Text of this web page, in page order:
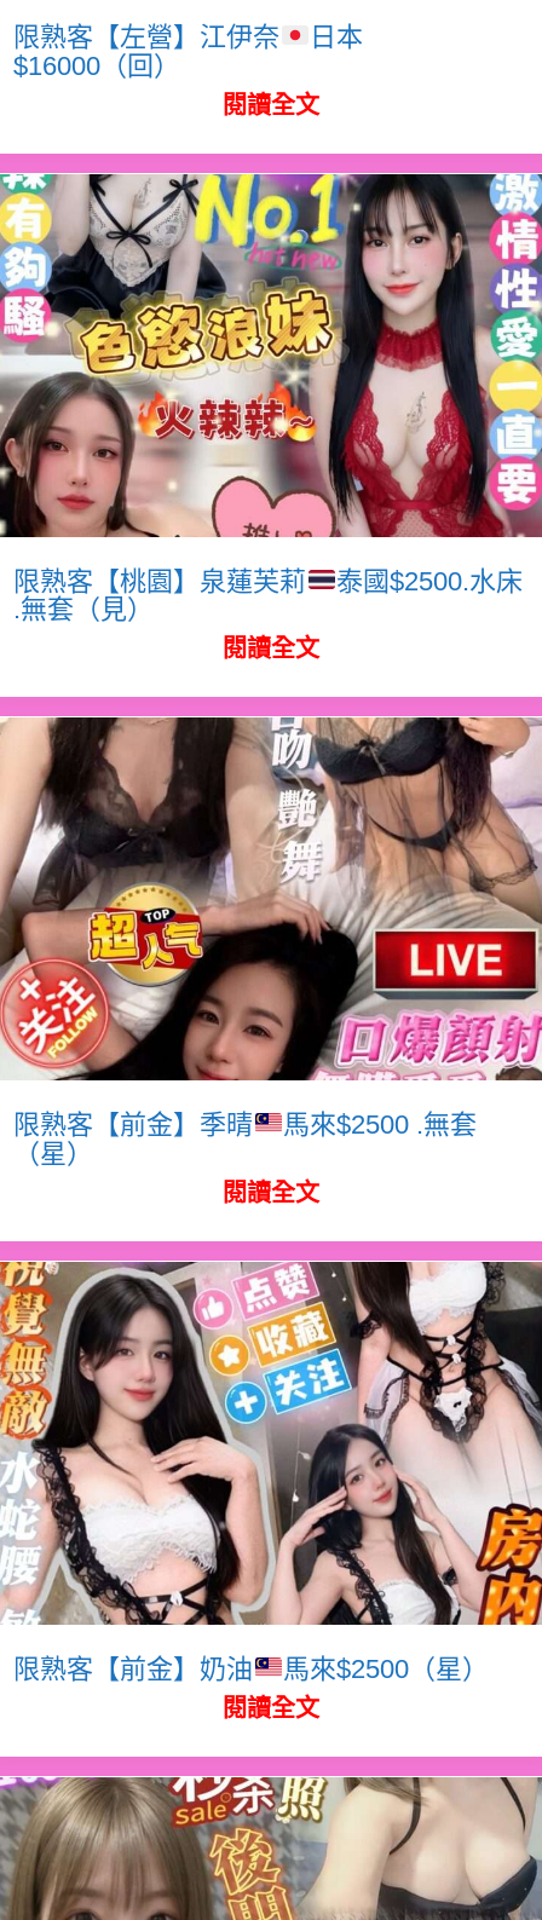
限熟客【左營】江伊奈
日本
$16000（回）
閱讀全文
限熟客【桃園】泉蓮芙莉
泰國$2500.水床
.無套（見）
閱讀全文
限熟客【前金】季晴
馬來$2500 .無套
（星）
閱讀全文
限熟客【前金】奶油 馬來$2500（星）
閱讀全文